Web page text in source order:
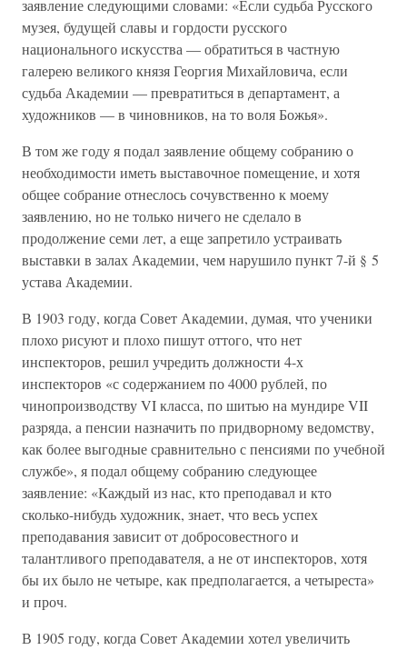
заявление следующими словами: «Если судьба Русского
музея, будущей славы и гордости русского
национального искусства — обратиться в частную
галерею великого князя Георгия Михайловича, если
судьба Академии — превратиться в департамент, а
художников — в чиновников, на то воля Божья».
В том же году я подал заявление общему собранию о
необходимости иметь выставочное помещение, и хотя
общее собрание отнеслось сочувственно к моему
заявлению, но не только ничего не сделало в
продолжение семи лет, а еще запретило устраивать
выставки в залах Академии, чем нарушило пункт 7-й § 5
устава Академии.
В 1903 году, когда Совет Академии, думая, что ученики
плохо рисуют и плохо пишут оттого, что нет
инспекторов, решил учредить должности 4-х
инспекторов «с содержанием по 4000 рублей, по
чинопроизводству VI класса, по шитью на мундире VII
разряда, а пенсии назначить по придворному ведомству,
как более выгодные сравнительно с пенсиями по учебной
службе», я подал общему собранию следующее
заявление: «Каждый из нас, кто преподавал и кто
сколько-нибудь художник, знает, что весь успех
преподавания зависит от добросовестного и
талантливого преподавателя, а не от инспекторов, хотя
бы их было не четыре, как предполагается, а четыреста»
и проч.
В 1905 году, когда Совет Академии хотел увеличить